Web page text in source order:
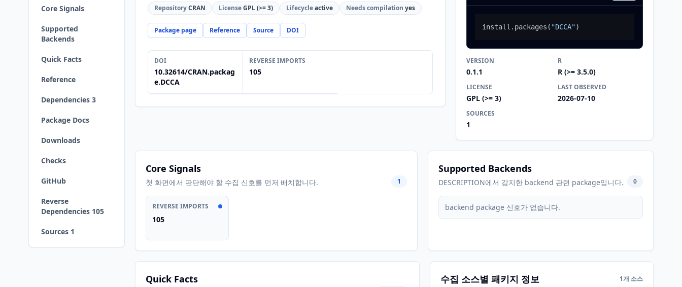
Core Signals
Supported
Backends
Quick Facts
Reference
Dependencies 3
Package Docs
Downloads
Checks
GitHub
Reverse
Dependencies 105
Sources 1
RepositoryCRAN LicenseGPL (>= 3) Lifecycleactive Needs compilation yes
Package page Reference Source DOI
DOI
10.32614/CRAN.packag
e.DCCA
REVERSE IMPORTS
105
install.packages ( "DCCA")
VERSION
0.1.1
R
R (>= 3.5.0)
LICENSE
GPL (>= 3)
LAST OBSERVED
2026-07-10
SOURCES
1
Core Signals
첫 화면에서 판단해야 할 수집 신호를 먼저 배치합니다. 1
REVERSE IMPORTS
105
Supported Backends
DESCRIPTION에서 감지한 backend 관련 package입니다. 0
backend package 신호가 없습니다.
Quick Facts 수집 소스별 패키지 정보 1개 소스